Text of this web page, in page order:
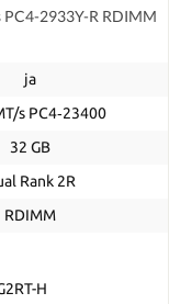
2933Y-R RDIMM
ja
s PC4‑23400
32 GB
Rank 2R
RDIMM
H